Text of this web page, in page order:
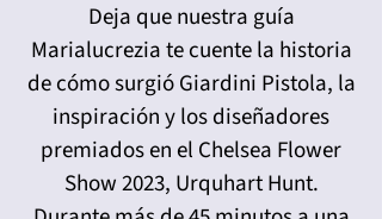
Deja que nuestra guía
Marialucrezia te cuente la historia
de cómo surgió Giardini Pistola, la
inspiración y los diseñadores
premiados en el Chelsea Flower
Show 2023, Urquhart Hunt.